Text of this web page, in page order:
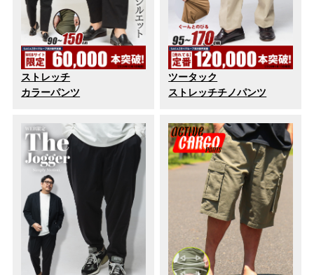
ストレッチ
カラーパンツ
ツータック
ストレッチチノパンツ